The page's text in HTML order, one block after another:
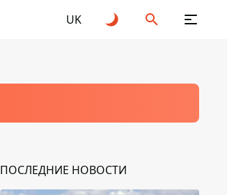
UK
ПОСЛЕДНИЕ НОВОСТИ